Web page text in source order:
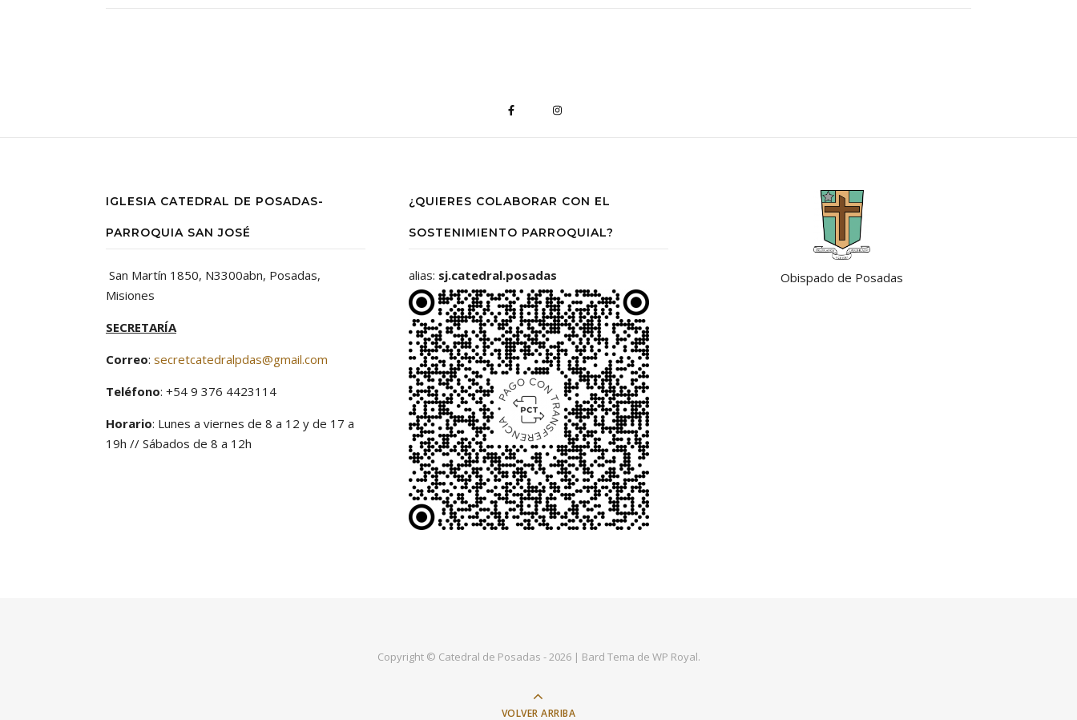
IGLESIA CATEDRAL DE POSADAS-
PARROQUIA SAN JOSÉ
San Martín 1850, N3300abn, Posadas,
Misiones
SECRETARÍA
Correo: secretcatedralpdas@gmail.com
Teléfono: +54 9 376 4423114
Horario: Lunes a viernes de 8 a 12 y de 17 a
19h // Sábados de 8 a 12h
¿QUIERES COLABORAR CON EL
SOSTENIMIENTO PARROQUIAL?
alias: sj.catedral.posadas Obispado de Posadas
Copyright © Catedral de Posadas - 2026 | Bard Tema de WP Royal.
VOLVER ARRIBA